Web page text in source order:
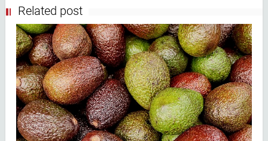
Related post